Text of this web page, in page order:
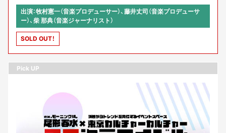
出演：牧村憲一（音楽プロデューサー）、藤井丈司（音楽プロデューサ
ー）、柴 那典（音楽ジャーナリスト）
SOLD OUT！
Pick UP